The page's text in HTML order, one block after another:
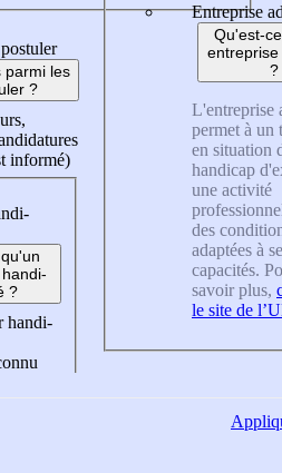
parmi les
?
informé)
?
handi-
Entreprise
Qu'est-
?
L'entreprise
permet à un
en situation
handicap
une activité
des
adaptées à
capacités.
savoir plus,
le site de